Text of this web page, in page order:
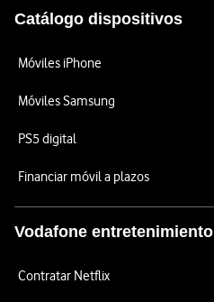
Catálogo dispositivos
Móviles iPhone
Móviles Samsung
PS5 digital
Financiar móvil a plazos
Vodafone entretenimiento
Contratar Netflix